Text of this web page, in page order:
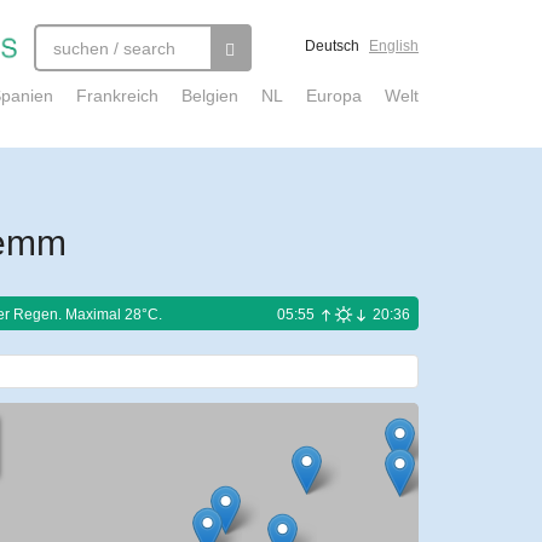
Deutsch English
Frankreich Belgien NL Europa Welt
Regen. Maximal 28°C. 05:55 20:36